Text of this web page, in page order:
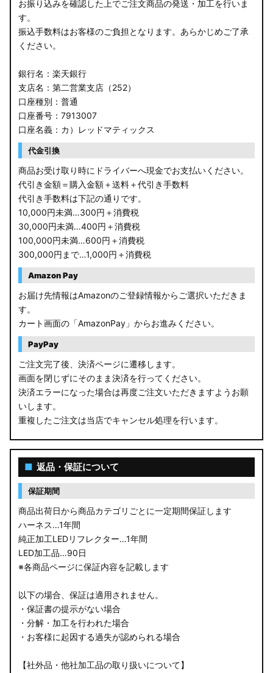
お振り込みを確認した上でご注文商品の発送・加工を行いま
す。
振込手数料はお客様のご負担となります。あらかじめご了承
ください。
銀行名：楽天銀行
支店名：第二営業支店（252）
口座種別：普通
口座番号：7913007
口座名義：カ）レッドマティックス
代金引換
商品お受け取り時にドライバーへ現金でお支払いください。
代引き金額＝購入金額＋送料＋代引き手数料
代引き手数料は下記の通りです。
10,000円未満…300円＋消費税
30,000円未満…400円＋消費税
100,000円未満…600円＋消費税
300,000円まで…1,000円＋消費税
Amazon Pay
お届け先情報はAmazonのご登録情報からご選択いただきま
す。
カート画面の「AmazonPay」からお進みください。
PayPay
ご注文完了後、決済ページに遷移します。
画面を閉じずにそのまま決済を行ってください。
決済エラーになった場合は再度ご注文いただきますようお願
いします。
重複したご注文は当店でキャンセル処理を行います。
■ 返品・保証について
保証期間
商品出荷日から商品カテゴリごとに一定期間保証します
ハーネス…1年間
純正加工LEDリフレクター…1年間
LED加工品…90日
※各商品ページに保証内容を記載します
以下の場合、保証は適用されません。
・保証書の提示がない場合
・分解・加工を行われた場合
・お客様に起因する過失が認められる場合
【社外品・他社加工品の取り扱いについて】